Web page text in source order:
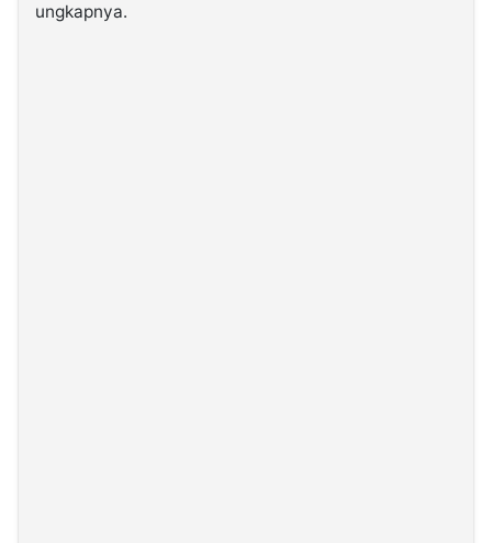
ungkapnya.